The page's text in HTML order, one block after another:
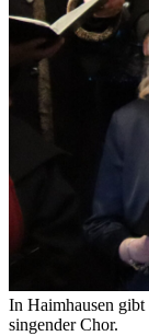
In Haimhausen gibt
singender Chor.